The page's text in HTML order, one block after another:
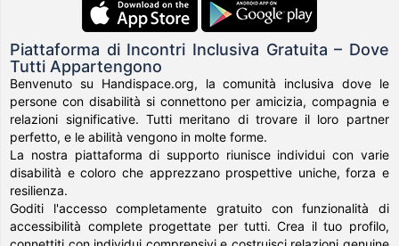
Piattaforma di Incontri Inclusiva Gratuita – Dove
Tutti Appartengono
Benvenuto su Handispace.org, la comunità inclusiva dove le
persone con disabilità si connettono per amicizia, compagnia e
relazioni significative. Tutti meritano di trovare il loro partner
perfetto, e le abilità vengono in molte forme.
La nostra piattaforma di supporto riunisce individui con varie
disabilità e coloro che apprezzano prospettive uniche, forza e
resilienza.
Goditi l'accesso completamente gratuito con funzionalità di
accessibilità complete progettate per tutti. Crea il tuo profilo,